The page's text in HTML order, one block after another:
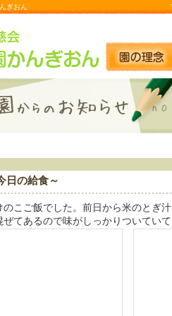
ぎおん
日の給食～
こご飯でした。前日から米のとぎ
てあるので味がしっかりついてい